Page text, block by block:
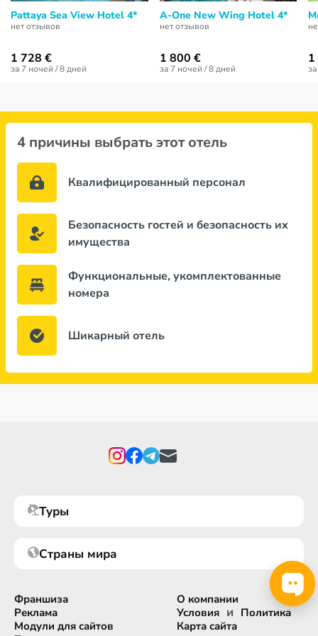
Pattaya Sea View Hotel 4*
нет отзывов
1 728 €
за 7 ночей / 8 дней
A-One New Wing Hotel 4*
нет отзывов
1 800 €
за 7 ночей / 8 дней
4 причины выбрать этот отель
Квалифицированный персонал
Безопасность гостей и безопасность их
имущества
Функциональные, укомплектованные
номера
Шикарный отель
Туры
Страны мира
Франшиза
Реклама
Модули для сайтов
О компании
Условия и Политика
Карта сайта